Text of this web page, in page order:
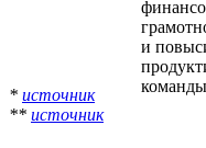
* источник
** источник